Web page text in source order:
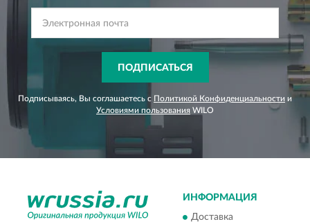
ПОДПИСАТЬСЯ
Подписываясь, Вы соглашаетесь с Политикой Конфиденциальности и
Условиями пользования WILO
ИНФОРМАЦИЯ
Доставка